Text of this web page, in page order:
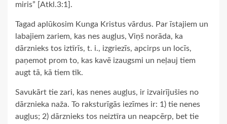
miris” [Atkl.3:1].
Tagad aplūkosim Kunga Kristus vārdus. Par īstajiem un
labajiem zariem, kas nes augļus, Viņš norāda, ka
dārznieks tos iztīrīs, t. i., izgriezīs, apcirps un locīs,
paņemot prom to, kas kavē izaugsmi un neļauj tiem
augt tā, kā tiem tīk.
Savukārt tie zari, kas nenes augļus, ir izvairījušies no
dārznieka naža. To raksturīgās iezīmes ir: 1) tie nenes
augļus; 2) dārznieks tos neiztīra un neapcērp, bet tie